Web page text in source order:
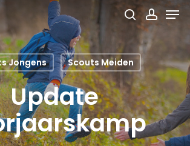
search
Jongens Scouts Meiden
Update